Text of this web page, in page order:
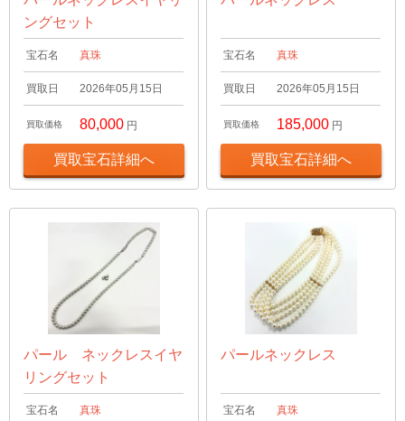
ングセット
宝石名 真珠
買取日 2026年05月15日
買取価格 80,000 円
買取宝石詳細へ
宝石名 真珠
買取日 2026年05月15日
買取価格 185,000 円
買取宝石詳細へ
パール ネックレスイヤ
リングセット
宝石名 真珠
パールネックレス
宝石名 真珠